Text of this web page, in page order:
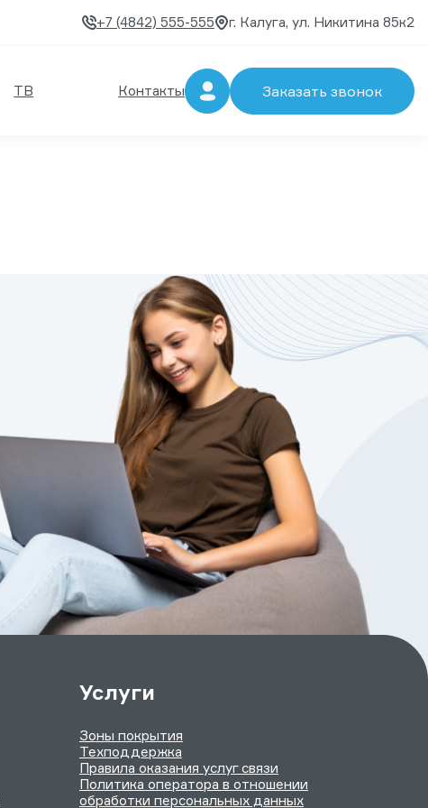
+7 (4842) 555-555 г. Калуга, ул. Никитина 85к2
ТВ Контакты Заказать звонок
Услуги
Зоны покрытия
Техподдержка
Правила оказания услуг связи
Политика оператора в отношении
обработки персональных данных